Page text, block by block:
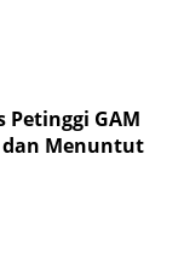
Petinggi GAM
dan Menuntut